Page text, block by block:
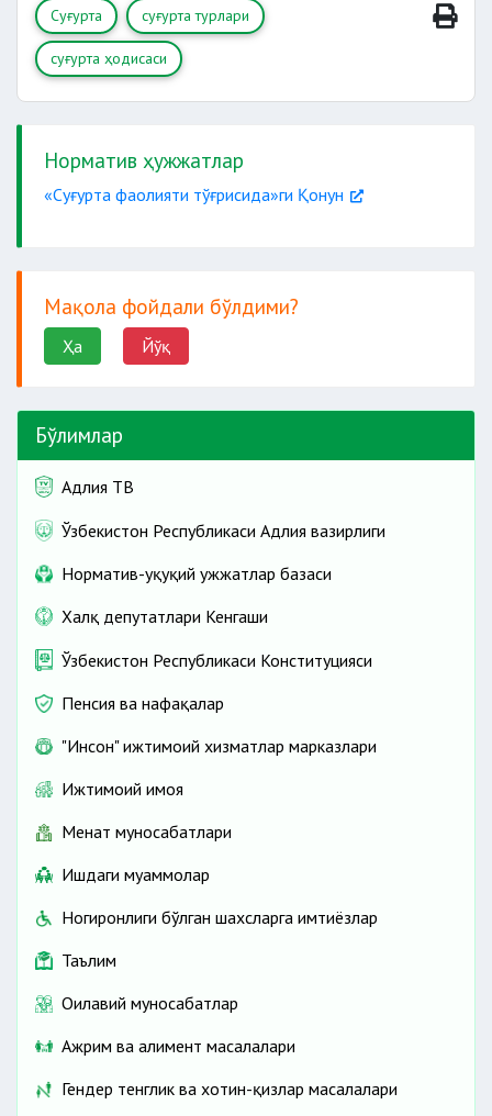
Суғурта суғурта турлари
суғурта ҳодисаси
Норматив ҳужжатлар
«Суғурта фаолияти тўғрисида»ги Қонун
Мақола фойдали бўлдими?
Ҳа Йўқ
Бўлимлар
Адлия ТВ
Ўзбекистон Республикаси Адлия вазирлиги
Норматив-ҳуқуқий ҳужжатлар базаси
Халқ депутатлари Кенгаши
Ўзбекистон Республикаси Конституцияси
Пенсия ва нафақалар
"Инсон" ижтимоий хизматлар марказлари
Ижтимоий ҳимоя
Меҳнат муносабатлари
Ишдаги муаммолар
Ногиронлиги бўлган шахсларга имтиёзлар
Таълим
Оилавий муносабатлар
Ажрим ва алимент масалалари
Гендер тенглик ва хотин-қизлар масалалари